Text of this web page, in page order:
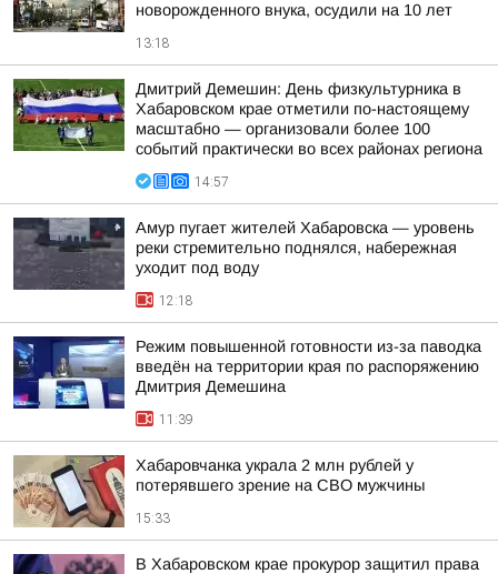
новорожденного внука, осудили на 10 лет
13:18
Дмитрий Демешин: День физкультурника в
Хабаровском крае отметили по-настоящему
масштабно — организовали более 100
событий практически во всех районах региона
14:57
Амур пугает жителей Хабаровска — уровень
реки стремительно поднялся, набережная
уходит под воду
12:18
Режим повышенной готовности из-за паводка
введён на территории края по распоряжению
Дмитрия Демешина
11:39
Хабаровчанка украла 2 млн рублей у
потерявшего зрение на СВО мужчины
15:33
В Хабаровском крае прокурор защитил права